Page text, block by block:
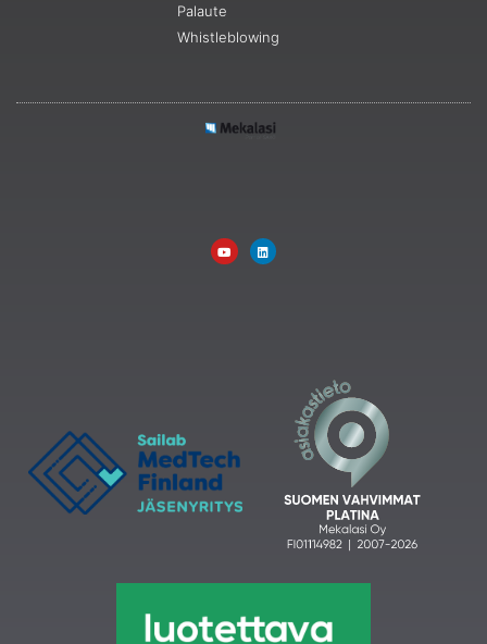
Palaute
Whistleblowing